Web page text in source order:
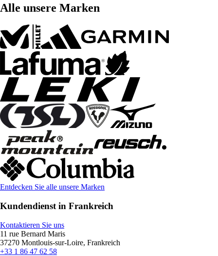
Alle unsere Marken
Entdecken Sie alle unsere Marken
Kundendienst in Frankreich
Kontaktieren Sie uns
11 rue Bernard Maris
37270 Montlouis-sur-Loire, Frankreich
+33 1 86 47 62 58